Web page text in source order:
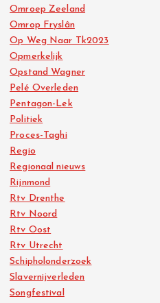
Omroep Zeeland
Omrop Fryslân
Op Weg Naar Tk2023
Opmerkelijk
Opstand Wagner
Pelé Overleden
Pentagon-Lek
Politiek
Proces-Taghi
Regio
Regionaal nieuws
Rijnmond
Rtv Drenthe
Rtv Noord
Rtv Oost
Rtv Utrecht
Schipholonderzoek
Slavernijverleden
Songfestival